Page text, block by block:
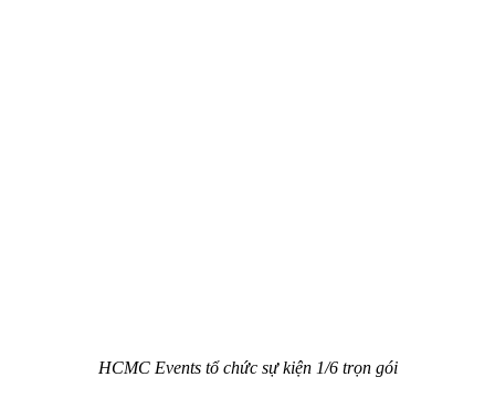
HCMC Events tổ chức sự kiện 1/6 trọn gói